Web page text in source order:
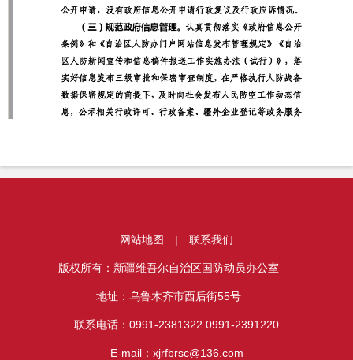
网站地图 | 联系我们
版权所有：新疆维吾尔自治区国防动员办公室
地址：乌鲁木齐市西后街55号
联系电话：0991-2381322 0991-2391220
E-mail：xjrfbrsc@136.com